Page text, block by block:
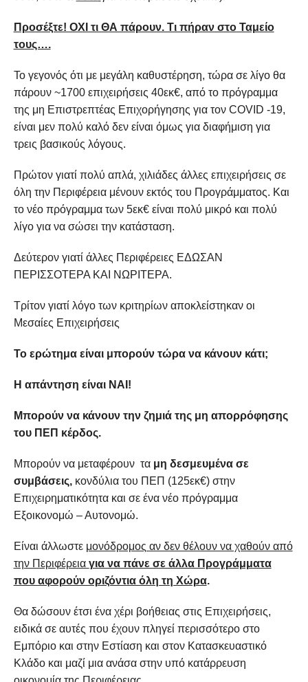
Προσέξτε! ΟΧΙ τι ΘΑ πάρουν. Τι πήραν στο Ταμείο
τους….
Το γεγονός ότι με μεγάλη καθυστέρηση, τώρα σε λίγο θα
πάρουν ~1700 επιχειρήσεις 40εκ€, από το πρόγραμμα
της μη Επιστρεπτέας Επιχορήγησης για τον COVID -19,
είναι μεν πολύ καλό δεν είναι όμως για διαφήμιση για
τρεις βασικούς λόγους.
Πρώτον γιατί πολύ απλά, χιλιάδες άλλες επιχειρήσεις σε
όλη την Περιφέρεια μένουν εκτός του Προγράμματος. Και
το νέο πρόγραμμα των 5εκ€ είναι πολύ μικρό και πολύ
λίγο για να σώσει την κατάσταση.
Δεύτερον γιατί άλλες Περιφέρειες ΕΔΩΣΑΝ
ΠΕΡΙΣΣΟΤΕΡΑ ΚΑΙ ΝΩΡΙΤΕΡΑ.
Τρίτον γιατί λόγο των κριτηρίων αποκλείστηκαν οι
Μεσαίες Επιχειρήσεις
Το ερώτημα είναι μπορούν τώρα να κάνουν κάτι;
Η απάντηση είναι ΝΑΙ!
Μπορούν να κάνουν την ζημιά της μη απορρόφησης
του ΠΕΠ κέρδος.
Μπορούν να μεταφέρουν τα μη δεσμευμένα σε
συμβάσεις,κονδύλια του ΠΕΠ (125εκ€) στην
Επιχειρηματικότητα και σε ένα νέο πρόγραμμα
Εξοικονομώ – Αυτονομώ.
Είναι άλλωστε μονόδρομος αν δεν θέλουν να χαθούν από
την Περιφέρεια για να πάνε σε άλλα Προγράμματα
που αφορούν οριζόντια όλη τη Χώρα.
Θα δώσουν έτσι ένα χέρι βοήθειας στις Επιχειρήσεις,
ειδικά σε αυτές που έχουν πληγεί περισσότερο στο
Εμπόριο και στην Εστίαση και στον Κατασκευαστικό
Κλάδο και μαζί μια ανάσα στην υπό κατάρρευση